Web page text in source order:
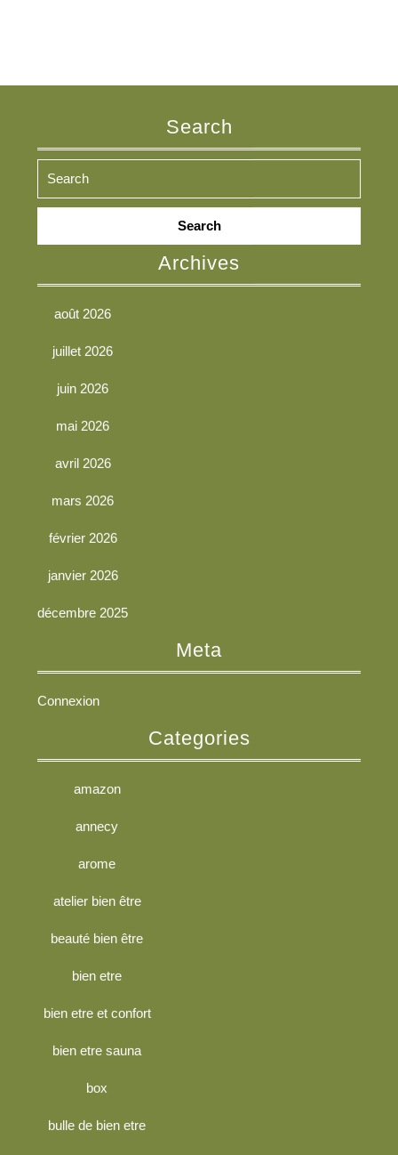
Search
Search
Archives
août 2026
juillet 2026
juin 2026
mai 2026
avril 2026
mars 2026
février 2026
janvier 2026
décembre 2025
Meta
Connexion
Categories
amazon
annecy
arome
atelier bien être
beauté bien être
bien etre
bien etre et confort
bien etre sauna
box
bulle de bien etre